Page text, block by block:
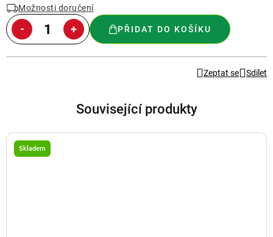
Možnosti doručení
PŘIDAT DO KOŠÍKU
Zeptat se Sdílet
Související produkty
Skladem